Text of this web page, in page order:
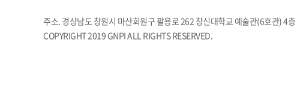
주소. 경상남도 창원시 마산회원구 팔용로 262 창신대학교 예술관(6호관) 4
COPYRIGHT 2019 GNPI ALL RIGHTS RESERVED.